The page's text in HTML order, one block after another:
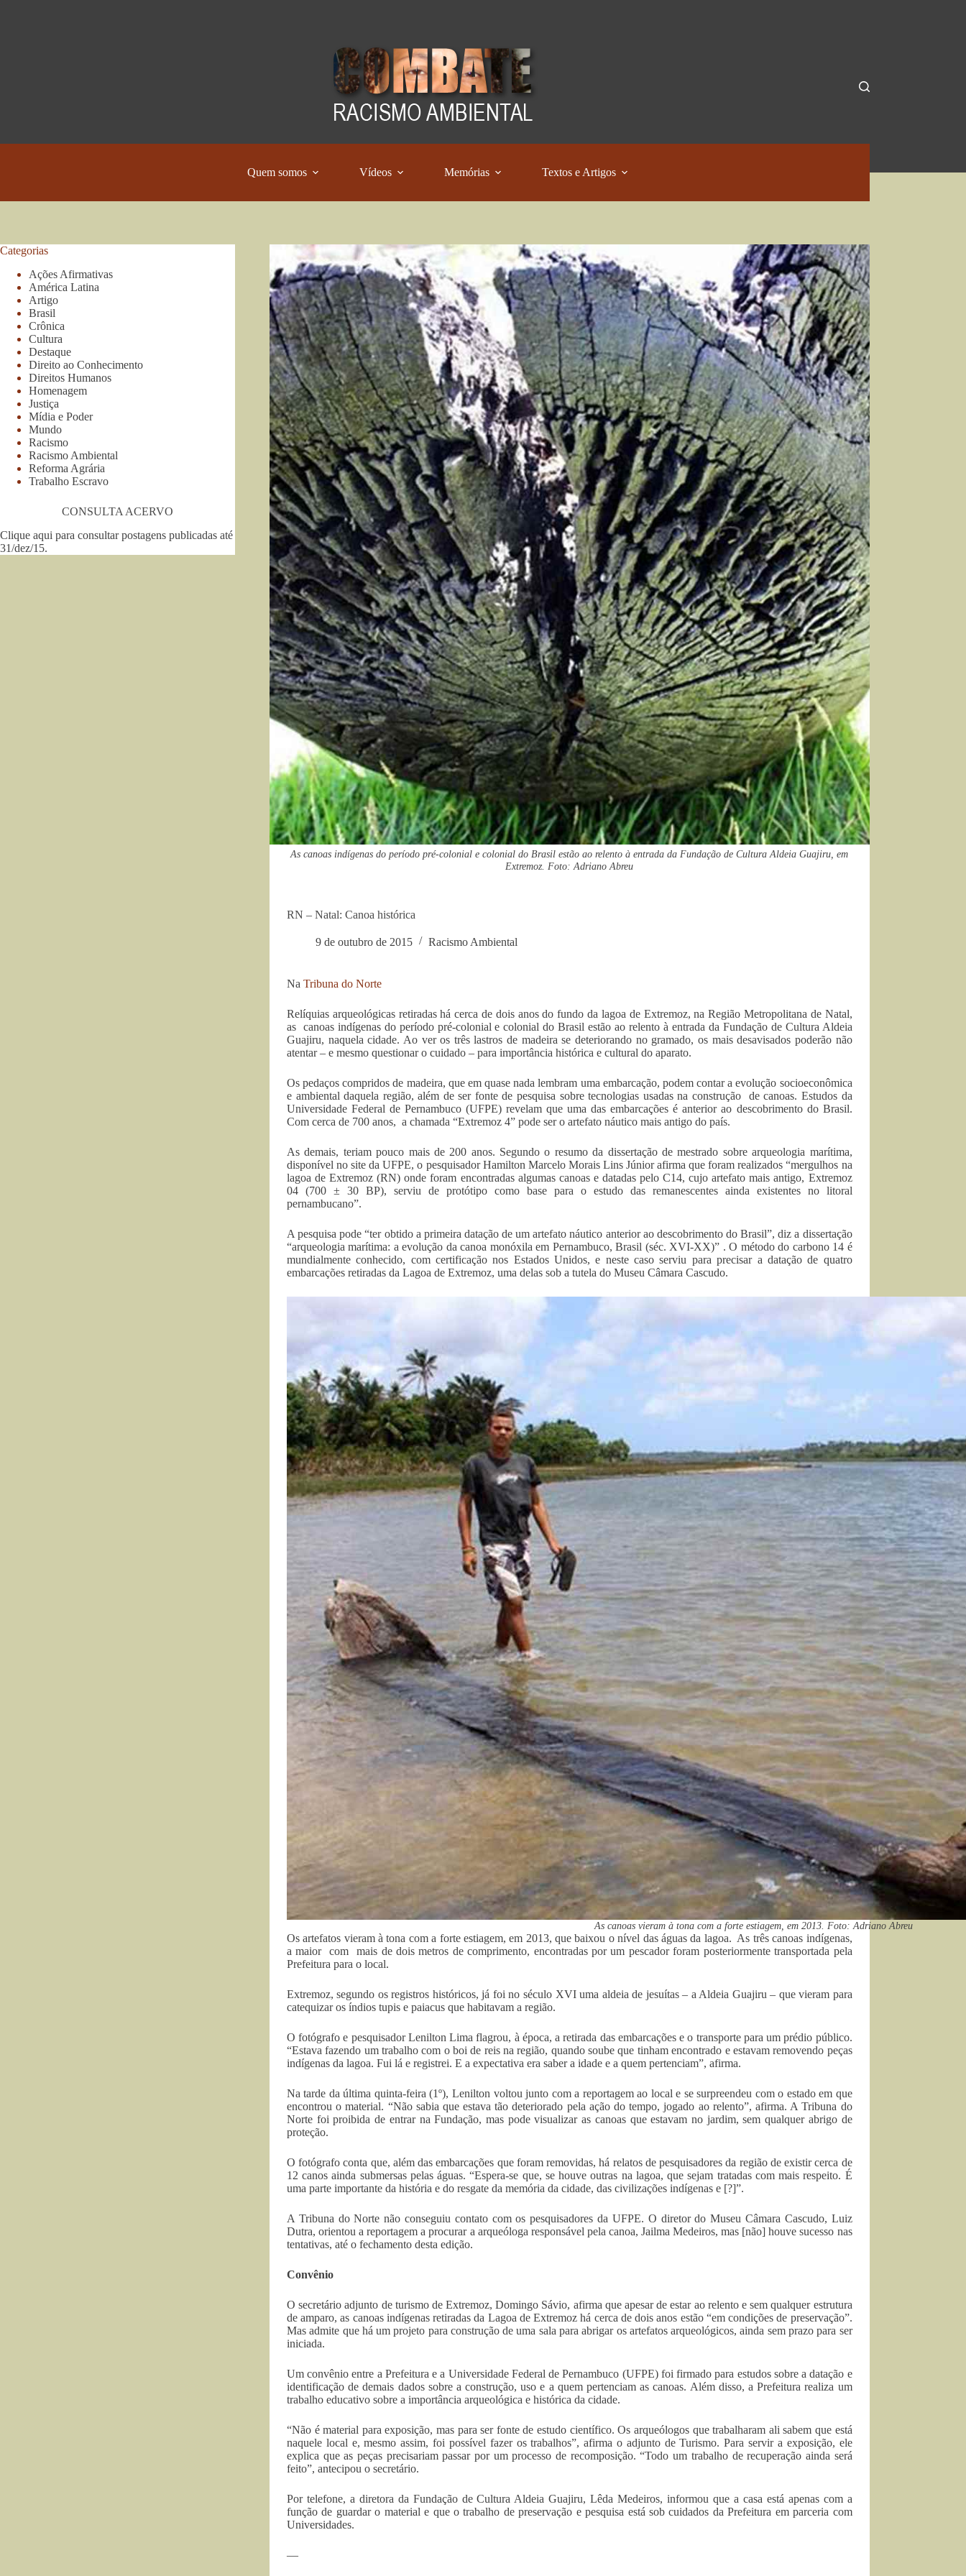
Quem somos Vídeos Memórias Textos e Artigos
As canoas indígenas do período pré-colonial e colonial do Brasil estão ao relento à entrada da Fundação de Cultura Aldeia Guajiru, em
Extremoz. Foto: Adriano Abreu
RN – Natal: Canoa histórica
9 de outubro de 2015 Racismo Ambiental
Na Tribuna do Norte
Relíquias arqueológicas retiradas há cerca de dois anos do fundo da lagoa de Extremoz, na Região Metropolitana de Natal,
as canoas indígenas do período pré-colonial e colonial do Brasil estão ao relento à entrada da Fundação de Cultura Aldeia
Guajiru, naquela cidade. Ao ver os três lastros de madeira se deteriorando no gramado, os mais desavisados poderão não
atentar – e mesmo questionar o cuidado – para importância histórica e cultural do aparato.
Os pedaços compridos de madeira, que em quase nada lembram uma embarcação, podem contar a evolução socioeconômica
e ambiental daquela região, além de ser fonte de pesquisa sobre tecnologias usadas na construção de canoas. Estudos da
Universidade Federal de Pernambuco (UFPE) revelam que uma das embarcações é anterior ao descobrimento do Brasil.
Com cerca de 700 anos, a chamada “Extremoz 4” pode ser o artefato náutico mais antigo do país.
As demais, teriam pouco mais de 200 anos. Segundo o resumo da dissertação de mestrado sobre arqueologia marítima,
disponível no site da UFPE, o pesquisador Hamilton Marcelo Morais Lins Júnior afirma que foram realizados “mergulhos na
lagoa de Extremoz (RN) onde foram encontradas algumas canoas e datadas pelo C14, cujo artefato mais antigo, Extremoz
04 (700 ± 30 BP), serviu de protótipo como base para o estudo das remanescentes ainda existentes no litoral
pernambucano”.
A pesquisa pode “ter obtido a primeira datação de um artefato náutico anterior ao descobrimento do Brasil”, diz a dissertação
“arqueologia marítima: a evolução da canoa monóxila em Pernambuco, Brasil (séc. XVI-XX)” . O método do carbono 14 é
mundialmente conhecido, com certificação nos Estados Unidos, e neste caso serviu para precisar a datação de quatro
embarcações retiradas da Lagoa de Extremoz, uma delas sob a tutela do Museu Câmara Cascudo.
As canoas vieram à tona com a forte estiagem, em 2013. Foto: Adriano Abreu
Os artefatos vieram à tona com a forte estiagem, em 2013, que baixou o nível das águas da lagoa. As três canoas indígenas,
a maior com mais de dois metros de comprimento, encontradas por um pescador foram posteriormente transportada pela
Prefeitura para o local.
Extremoz, segundo os registros históricos, já foi no século XVI uma aldeia de jesuítas – a Aldeia Guajiru – que vieram para
catequizar os índios tupis e paiacus que habitavam a região.
O fotógrafo e pesquisador Lenilton Lima flagrou, à época, a retirada das embarcações e o transporte para um prédio público.
“Estava fazendo um trabalho com o boi de reis na região, quando soube que tinham encontrado e estavam removendo peças
indígenas da lagoa. Fui lá e registrei. E a expectativa era saber a idade e a quem pertenciam”, afirma.
Na tarde da última quinta-feira (1º), Lenilton voltou junto com a reportagem ao local e se surpreendeu com o estado em que
encontrou o material. “Não sabia que estava tão deteriorado pela ação do tempo, jogado ao relento”, afirma. A Tribuna do
Norte foi proibida de entrar na Fundação, mas pode visualizar as canoas que estavam no jardim, sem qualquer abrigo de
proteção.
O fotógrafo conta que, além das embarcações que foram removidas, há relatos de pesquisadores da região de existir cerca de
12 canos ainda submersas pelas águas. “Espera-se que, se houve outras na lagoa, que sejam tratadas com mais respeito. É
uma parte importante da história e do resgate da memória da cidade, das civilizações indígenas e [?]”.
A Tribuna do Norte não conseguiu contato com os pesquisadores da UFPE. O diretor do Museu Câmara Cascudo, Luiz
Dutra, orientou a reportagem a procurar a arqueóloga responsável pela canoa, Jailma Medeiros, mas [não] houve sucesso nas
tentativas, até o fechamento desta edição.
Convênio
O secretário adjunto de turismo de Extremoz, Domingo Sávio, afirma que apesar de estar ao relento e sem qualquer estrutura
de amparo, as canoas indígenas retiradas da Lagoa de Extremoz há cerca de dois anos estão “em condições de preservação”.
Mas admite que há um projeto para construção de uma sala para abrigar os artefatos arqueológicos, ainda sem prazo para ser
iniciada.
Um convênio entre a Prefeitura e a Universidade Federal de Pernambuco (UFPE) foi firmado para estudos sobre a datação e
identificação de demais dados sobre a construção, uso e a quem pertenciam as canoas. Além disso, a Prefeitura realiza um
trabalho educativo sobre a importância arqueológica e histórica da cidade.
“Não é material para exposição, mas para ser fonte de estudo científico. Os arqueólogos que trabalharam ali sabem que está
naquele local e, mesmo assim, foi possível fazer os trabalhos”, afirma o adjunto de Turismo. Para servir a exposição, ele
explica que as peças precisariam passar por um processo de recomposição. “Todo um trabalho de recuperação ainda será
feito”, antecipou o secretário.
Por telefone, a diretora da Fundação de Cultura Aldeia Guajiru, Lêda Medeiros, informou que a casa está apenas com a
função de guardar o material e que o trabalho de preservação e pesquisa está sob cuidados da Prefeitura em parceria com
Universidades.
—
Categorias
Ações Afirmativas
América Latina
Artigo
Brasil
Crônica
Cultura
Destaque
Direito ao Conhecimento
Direitos Humanos
Homenagem
Justiça
Mídia e Poder
Mundo
Racismo
Racismo Ambiental
Reforma Agrária
Trabalho Escravo
CONSULTA ACERVO
Clique aqui para consultar postagens publicadas até
31/dez/15.